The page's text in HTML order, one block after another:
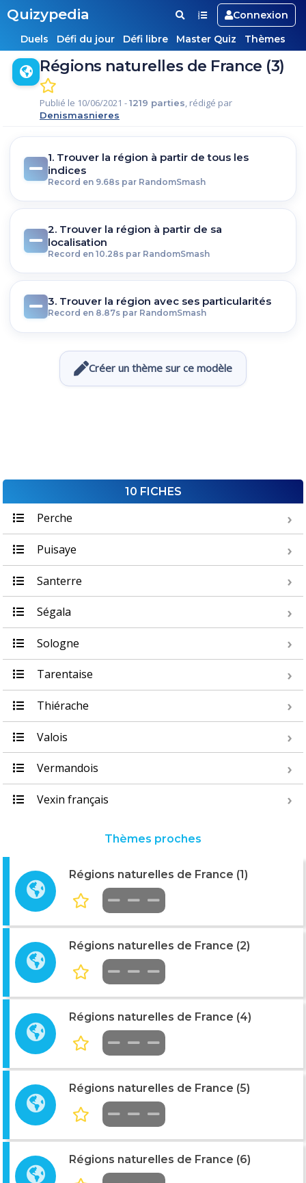
Quizypedia
Connexion
Duels
Défi du jour Défi libre Master Quiz Thèmes
Régions naturelles de France (3)
Publié le 10/06/2021 -1219 parties, rédigé par
Denismasnieres
1. Trouver la région à partir de tous les
indices
Record en 9.68s par RandomSmash
2. Trouver la région à partir de sa
localisation
Record en 10.28s par RandomSmash
3. Trouver la région avec ses particularités
Record en 8.87s par RandomSmash
Créer un thème sur ce modèle
10 FICHES
Perche
Puisaye
Santerre
Ségala
Sologne
Tarentaise
Thiérache
Valois
Vermandois
Vexin français
Thèmes proches
Régions naturelles de France (1)
Régions naturelles de France (2)
Régions naturelles de France (4)
Régions naturelles de France (5)
Régions naturelles de France (6)